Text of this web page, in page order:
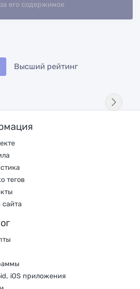
его содержимое
Высший рейтинг
тегов
сайта
iOS приложения